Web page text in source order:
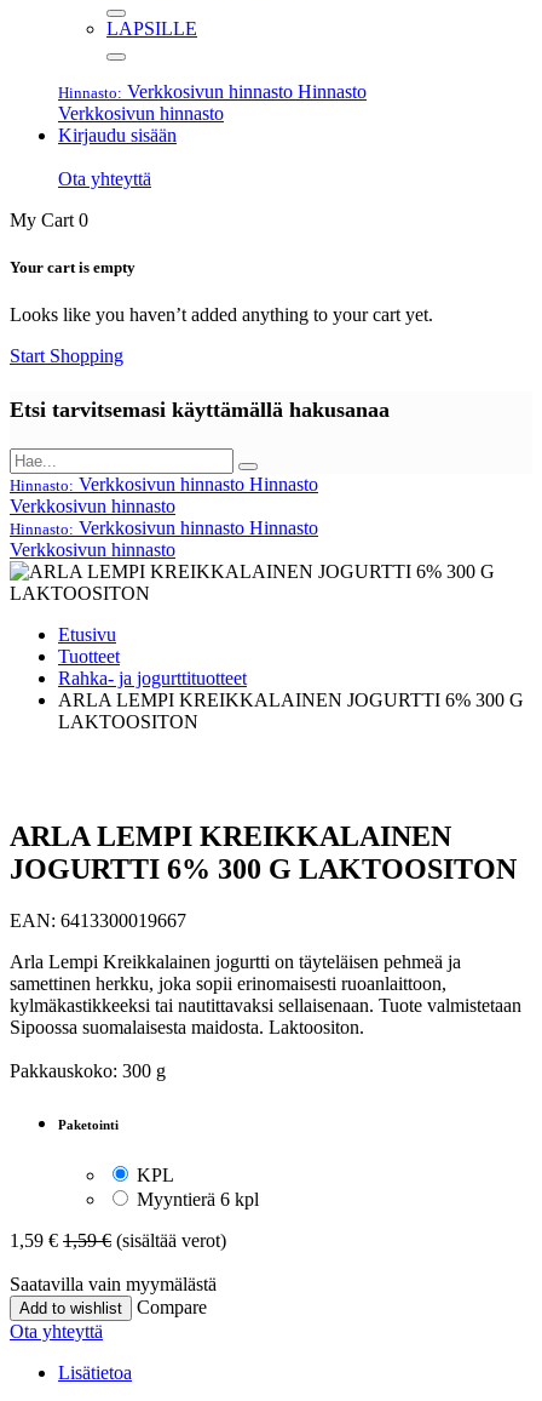
LAPSILLE
Hinnasto: Verkkosivun hinnasto Hinnasto
Verkkosivun hinnasto
Kirjaudu sisään
Ota yhteyttä
My Cart 0
Your cart is empty
Looks like you haven’t added anything to your cart yet.
Start Shopping
Etsi tarvitsemasi käyttämällä hakusanaa
Hinnasto: Verkkosivun hinnasto Hinnasto
Verkkosivun hinnasto
Hinnasto: Verkkosivun hinnasto Hinnasto
Verkkosivun hinnasto
Etusivu
Tuotteet
Rahka- ja jogurttituotteet
ARLA LEMPI KREIKKALAINEN JOGURTTI 6% 300 G
LAKTOOSITON
ARLA LEMPI KREIKKALAINEN
JOGURTTI 6% 300 G LAKTOOSITON
EAN: 6413300019667
Arla Lempi Kreikkalainen jogurtti on täyteläisen pehmeä ja
samettinen herkku, joka sopii erinomaisesti ruoanlaittoon,
kylmäkastikkeeksi tai nautittavaksi sellaisenaan. Tuote valmistetaan
Sipoossa suomalaisesta maidosta. Laktoositon.
Pakkauskoko: 300 g
Paketointi
KPL
Myyntierä 6 kpl
1,59 € 1,59€ (sisältää verot)
Saatavilla vain myymälästä
Add to wishlist
Compare
Ota yhteyttä
Lisätietoa